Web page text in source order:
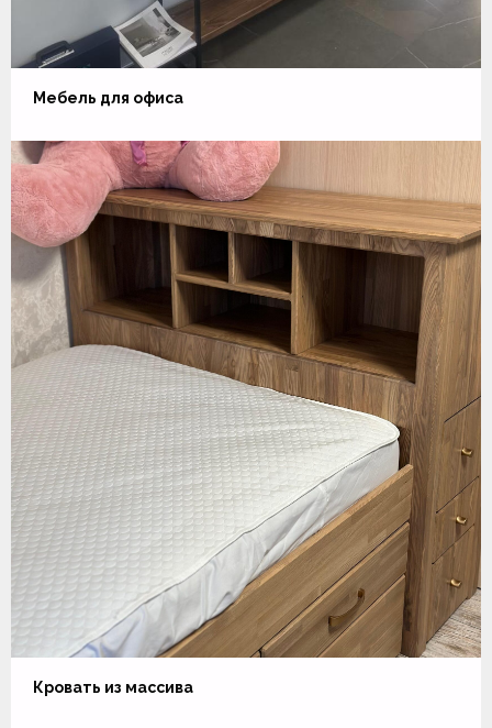
Мебель для офиса
Кровать из массива